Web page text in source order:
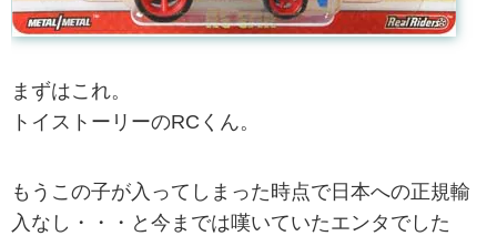
まずはこれ。
トイストーリーのRCくん。
もうこの子が入ってしまった時点で日本への正規輸
入なし・・・と今までは嘆いていたエンタでした